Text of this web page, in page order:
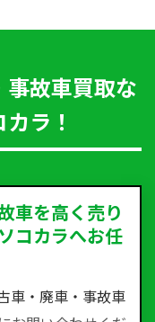
故車買取な
ラ！
車を高く売り
コカラへお任
車・廃車・事故車